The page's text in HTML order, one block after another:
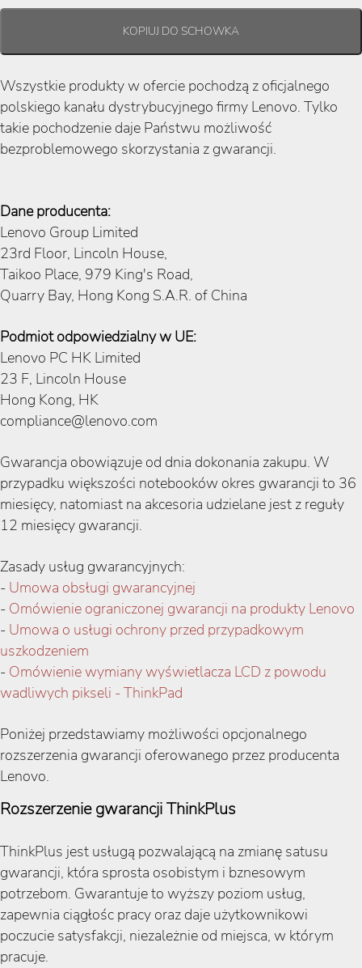
Wszystkie produkty w ofercie pochodzą z oficjalnego
polskiego kanału dystrybucyjnego firmy Lenovo. Tylko
takie pochodzenie daje Państwu możliwość
bezproblemowego skorzystania z gwarancji.
Dane producenta:
Lenovo Group Limited
23rd Floor, Lincoln House,
Taikoo Place, 979 King's Road,
Quarry Bay, Hong Kong S.A.R. of China
Podmiot odpowiedzialny w UE:
Lenovo PC HK Limited
23 F, Lincoln House
Hong Kong, HK
compliance@lenovo.com
Gwarancja obowiązuje od dnia dokonania zakupu. W
przypadku większości notebooków okres gwarancji to 36
miesięcy, natomiast na akcesoria udzielane jest z reguły
12 miesięcy gwarancji.
Zasady usług gwarancyjnych:
- Umowa obsługi gwarancyjnej
- Omówienie ograniczonej gwarancji na produkty Lenovo
- Umowa o usługi ochrony przed przypadkowym
uszkodzeniem
- Omówienie wymiany wyświetlacza LCD z powodu
wadliwych pikseli - ThinkPad
Poniżej przedstawiamy możliwości opcjonalnego
rozszerzenia gwarancji oferowanego przez producenta
Lenovo.
Rozszerzenie gwarancji ThinkPlus
ThinkPlus jest usługą pozwalającą na zmianę satusu
gwarancji, która sprosta osobistym i bznesowym
potrzebom. Gwarantuje to wyższy poziom usług,
zapewnia ciągłośc pracy oraz daje użytkownikowi
poczucie satysfakcji, niezależnie od miejsca, w którym
pracuje.